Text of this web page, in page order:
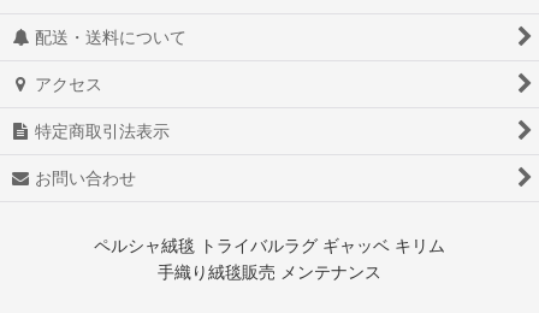
配送・送料について
アクセス
特定商取引法表示
お問い合わせ
ペルシャ絨毯 トライバルラグ ギャッベ キリム
手織り絨毯販売 メンテナンス